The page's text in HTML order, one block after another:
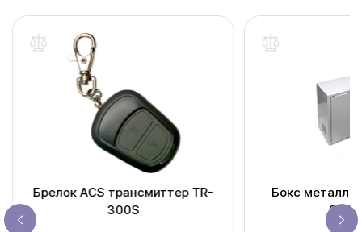
Брелок ACS трансмиттер TR-
300S
Бокс
205